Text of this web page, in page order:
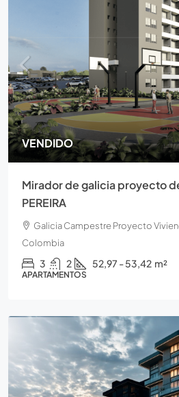
VENDIDO
Mirador de galicia proyecto
PEREIRA
Galicia Campestre Proyecto
Colombia
3 2 52,97 - 53,42 m²
APARTAMENTOS